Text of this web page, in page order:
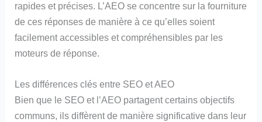
rapides et précises. L’AEO se concentre sur la fourniture
de ces réponses de manière à ce qu’elles soient
facilement accessibles et compréhensibles par les
moteurs de réponse.
Les différences clés entre SEO et AEO
Bien que le SEO et l’AEO partagent certains objectifs
communs, ils diffèrent de manière significative dans leur